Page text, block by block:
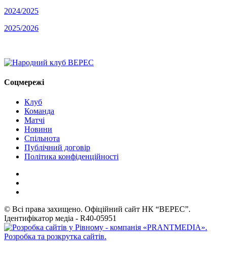
2024/2025
2025/2026
Соцмережі
Клуб
Команда
Матчі
Новини
Спільнота
Публічний договір
Політика конфіденційності
© Всі права захищено. Офіційний сайт НК “ВЕРЕС”.
Ідентифікатор медіа - R40-05951